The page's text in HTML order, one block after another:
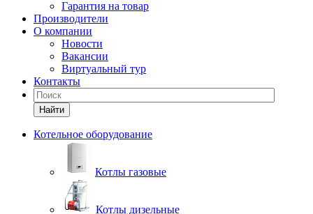
Гарантия на товар
Производители
О компании
Новости
Вакансии
Виртуальный тур
Контакты
Найти
Котельное оборудование
Котлы газовые
Котлы дизельные